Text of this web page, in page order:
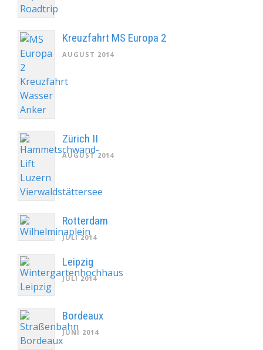
Kreuzfahrt MS Europa 2
AUGUST 2014
Zürich II
AUGUST 2014
Rotterdam
JULI 2014
Leipzig
JULI 2014
Bordeaux
JUNI 2014